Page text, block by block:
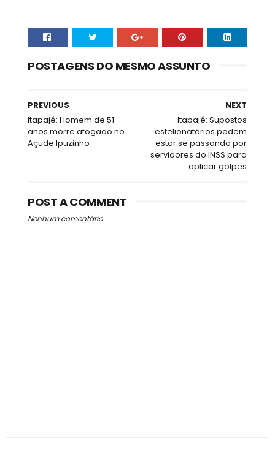
POSTAGENS DO MESMO ASSUNTO
NEXT
Itapajé: Supostos
estelionatários podem
estar se passando por
servidores do INSS para
aplicar golpes
PREVIOUS
Itapajé: Homem de 51
anos morre afogado no
Açude Ipuzinho
POST A COMMENT
Nenhum comentário